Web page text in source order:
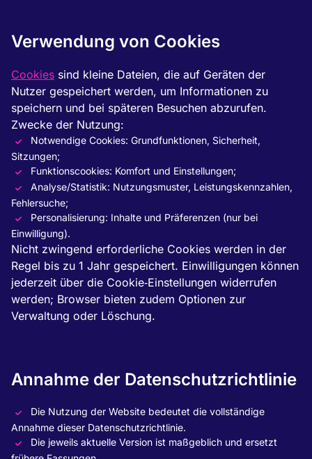
Verwendung von Cookies
Cookies sind kleine Dateien, die auf Geräten der
Nutzer gespeichert werden, um Informationen zu
speichern und bei späteren Besuchen abzurufen.
Zwecke der Nutzung:
Notwendige Cookies: Grundfunktionen, Sicherheit,
Sitzungen;
Funktionscookies: Komfort und Einstellungen;
Analyse/Statistik: Nutzungsmuster, Leistungskennzahlen,
Fehlersuche;
Personalisierung: Inhalte und Präferenzen (nur bei
Einwilligung).
Nicht zwingend erforderliche Cookies werden in der
Regel bis zu 1 Jahr gespeichert. Einwilligungen können
jederzeit über die Cookie‑Einstellungen widerrufen
werden; Browser bieten zudem Optionen zur
Verwaltung oder Löschung.
Annahme der Datenschutzrichtlinie
Die Nutzung der Website bedeutet die vollständige
Annahme dieser Datenschutzrichtlinie.
Die jeweils aktuelle Version ist maßgeblich und ersetzt